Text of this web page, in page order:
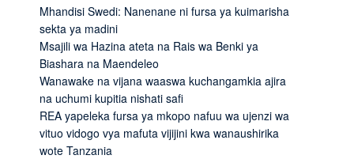
Mhandisi Swedi: Nanenane ni fursa ya kuimarisha
sekta ya madini
Msajili wa Hazina ateta na Rais wa Benki ya
Biashara na Maendeleo
Wanawake na vijana waaswa kuchangamkia ajira
na uchumi kupitia nishati safi
REA yapeleka fursa ya mkopo nafuu wa ujenzi wa
vituo vidogo vya mafuta vijijini kwa wanaushirika
wote Tanzania